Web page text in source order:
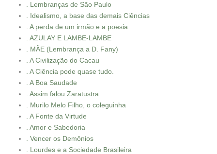
. Lembranças de São Paulo
. Idealismo, a base das demais Ciências
. A perda de um irmão e a poesia
. AZULAY E LAMBE-LAMBE
. MÃE (Lembrança a D. Fany)
. A Civilização do Cacau
. A Ciência pode quase tudo.
. A Boa Saudade
. Assim falou Zaratustra
. Murilo Melo Filho, o coleguinha
. A Fonte da Virtude
. Amor e Sabedoria
. Vencer os Demônios
. Lourdes e a Sociedade Brasileira